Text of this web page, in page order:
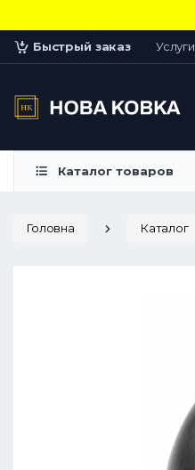
Быстрый заказ Услуги
Каталог товаров
Головна Каталог